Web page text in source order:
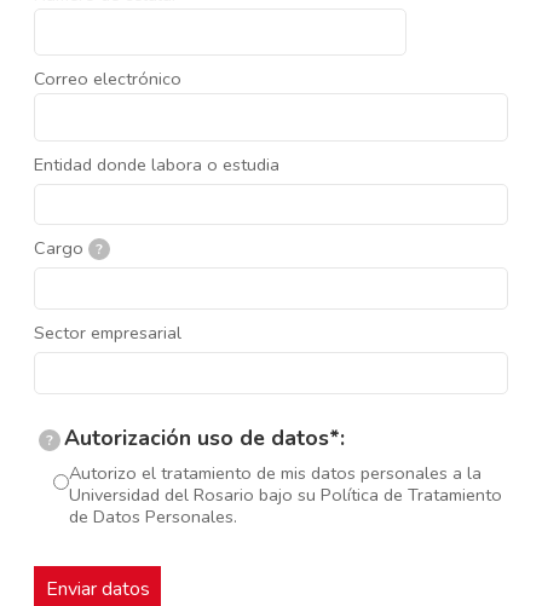
Correo electrónico
Entidad donde labora o estudia
Cargo ?
Sector empresarial
? Autorización uso de datos*:
Autorizo el tratamiento de mis datos personales a la
Universidad del Rosario bajo su Política de Tratamiento
de Datos Personales.